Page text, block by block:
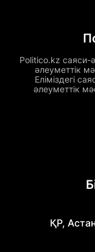
Politico.kz саяси-
әлеуметтік
Еліміздегі
әлеуметтік
ҚР,